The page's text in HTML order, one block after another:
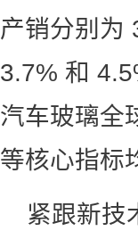
产销分别为
3.7% 和
汽车玻璃全
等核心指标
紧跟新技